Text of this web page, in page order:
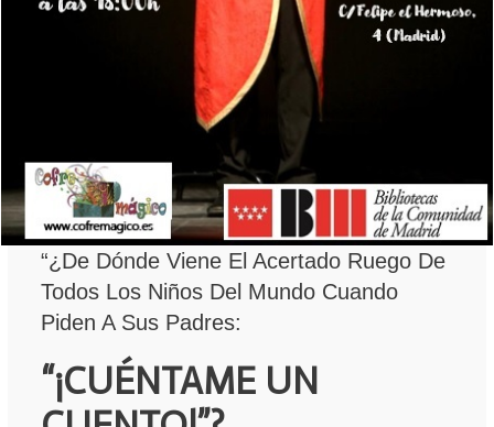
“¿De Dónde Viene El Acertado Ruego De
Todos Los Niños Del Mundo Cuando
Piden A Sus Padres:
“¡CUÉNTAME UN